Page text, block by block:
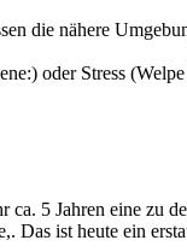
die nähere
) oder Stress
5 Jahren eine zu
Das ist heute ein